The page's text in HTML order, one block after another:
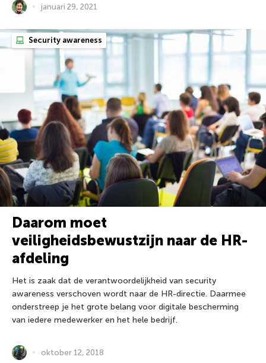
januari 29, 2021
Security awareness
Daarom moet
veiligheidsbewustzijn naar de HR-
afdeling
Het is zaak dat de verantwoordelijkheid van security
awareness verschoven wordt naar de HR-directie. Daarmee
onderstreep je het grote belang voor digitale bescherming
van iedere medewerker en het hele bedrijf.
oktober 12, 2018